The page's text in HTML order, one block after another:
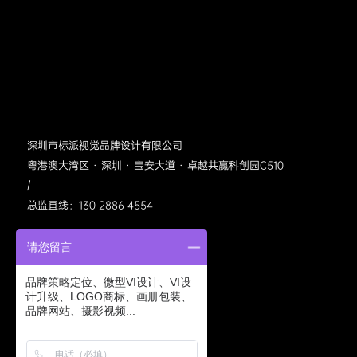
深圳市标派视觉品牌设计有限公司
粤港澳大湾区 · 深圳 · 宝安大道 · 卓越共赢科创园C510
/
总监直线：130 2886 4554
标派视觉公众号
请您留言
品牌策略定位、微型VI设计、VI设
计升级、LOGO商标、画册包装、
品牌网站、摄影视频...